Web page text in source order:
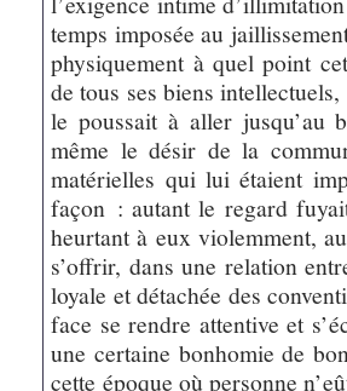
temps imposée au
physiquement à quel point
de tous ses biens
le poussait à aller jusqu’au
même le désir de la
matérielles qui lui étaient
façon : autant le regard
heurtant à eux violemment,
s’offrir, dans une relation
loyale et détachée des
face se rendre attentive et
une certaine bonhomie de
cette époque où personne